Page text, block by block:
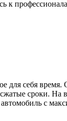
для себя
сроки. На
с